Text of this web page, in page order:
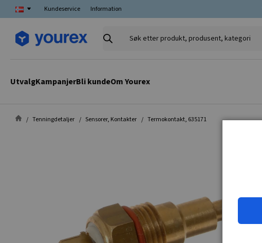
Kundeservice Information
Søk
kategori
UtvalgKampanjerBli kundeOm Yourex
Tenningdetaljer Sensorer, Kontakter Termokontakt, 635171